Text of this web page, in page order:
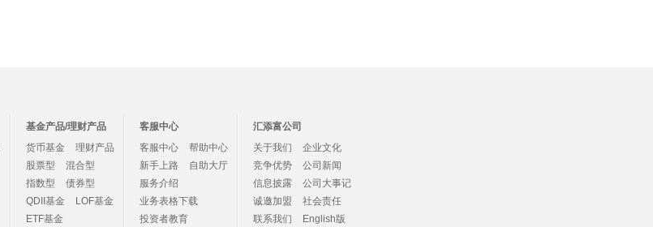
基金产品/理财产品
货币基金
理财产品
股票型
混合型
指数型
债券型
QDII基金
LOF基金
ETF基金
客服中心
客服中心
帮助中心
新手上路
自助大厅
服务介绍
业务表格下载
投资者教育
汇添富公司
关于我们
企业文化
竞争优势
公司新闻
信息披露
公司大事记
诚邀加盟
社会责任
联系我们
English版